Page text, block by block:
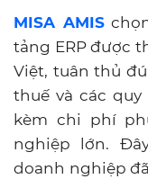
MISA AMIS
tảng ERP được
Việt, tuân thủ
thuế và các
kèm chi phí
nghiệp lớn.
doanh nghiệp